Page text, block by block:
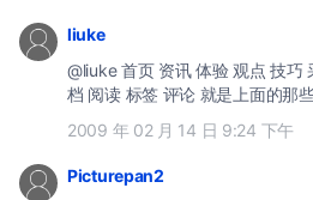
liuke
@liuke 首页 资讯 体验 观点 技巧 采访 开发 视频 下载 关于 存
档 阅读 标签 评论 就
2009 年 02 月 14 日 9:24 下午
Picturepan2